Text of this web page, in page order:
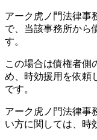
アーク虎ノ門法律事
で、当該事務所から
す。
この場合は債権者側
め、時効援用を依頼
です。
アーク虎ノ門法律事
い方に関しては、時